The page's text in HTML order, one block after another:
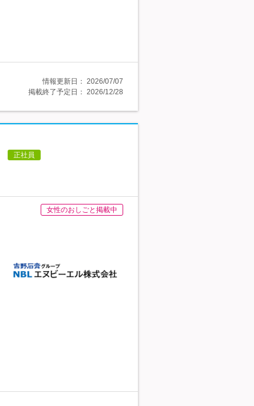
情報更新日： 2026/07/07
掲載終了予定日： 2026/12/28
正社員
女性のおしごと掲載中